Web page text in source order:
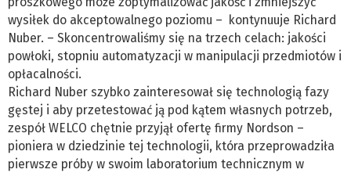
wysiłek do akceptowalnego poziomu – kontynuuje Richard
Nuber. – Skoncentrowaliśmy się na trzech celach: jakości
powłoki, stopniu automatyzacji w manipulacji przedmiotów i
opłacalności.
Richard Nuber szybko zainteresował się technologią fazy
gęstej i aby przetestować ją pod kątem własnych potrzeb,
zespół WELCO chętnie przyjął ofertę firmy Nordson –
pioniera w dziedzinie tej technologii, która przeprowadziła
pierwsze próby w swoim laboratorium technicznym w